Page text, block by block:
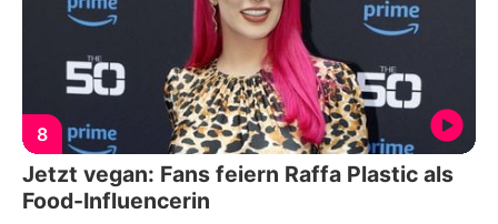
8
Jetzt vegan: Fans feiern Raffa Plastic als
Food-Influencerin